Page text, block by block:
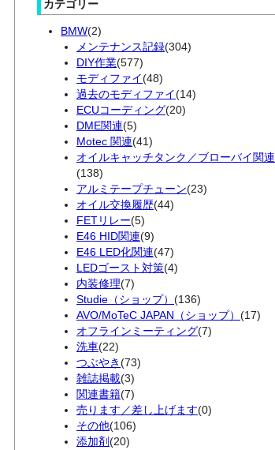
カテゴリー
BMW(2)
メンテナンス記録(304)
DIY作業(577)
モディファイ(48)
過去のモディファイ(14)
ECUコーディング(20)
DME関連(5)
Motec 関連(41)
オイルキャッチタンク／ブローバイ関連
(138)
アルミテープチューン(23)
オイル交換履歴(44)
FETリレー(5)
E46 HID関連(9)
E46 LED化関連(47)
LEDゴースト対策(4)
内装修理(7)
Studie（ショップ） (136)
AVO/MoTeC JAPAN（ショップ） (17)
オフラインミーティング(7)
洗車(22)
つぶやき(73)
雑誌掲載(3)
関連書籍(7)
売ります／差し上げます(0)
その他(106)
添加剤(20)